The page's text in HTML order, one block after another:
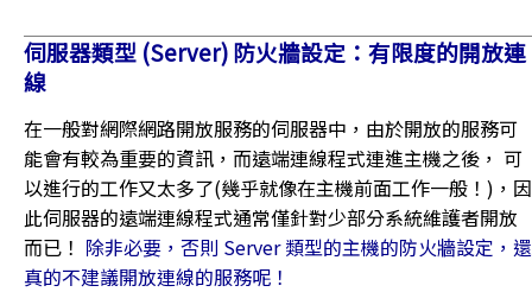
伺服器類型 (Server) 防火牆設定：有限度的開放連
線
在一般對網際網路開放服務的伺服器中，由於開放的服務可
能會有較為重要的資訊，而遠端連線程式連進主機之後， 可
以進行的工作又太多了(幾乎就像在主機前面工作一般！)，因
此伺服器的遠端連線程式通常僅針對少部分系統維護者開放
而已！ 除非必要，否則 Server 類型的主機的防火牆設定，還
真的不建議開放連線的服務呢！